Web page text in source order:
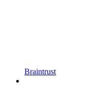
Braintrust